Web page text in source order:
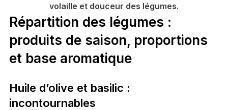
volaille et douceur des légumes.
Répartition des légumes :
produits de saison, proportions
et base aromatique
Huile d’olive et basilic :
incontournables